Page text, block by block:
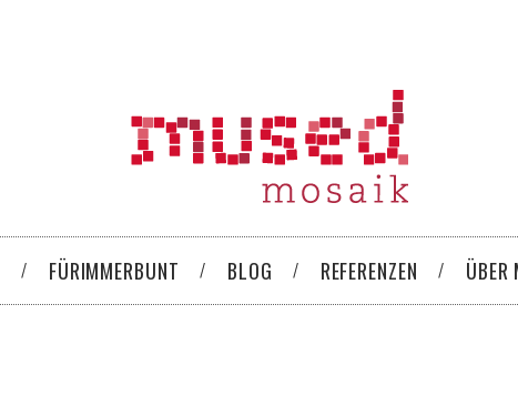
FÜRIMMERBUNT BLOG REFERENZEN ÜBER